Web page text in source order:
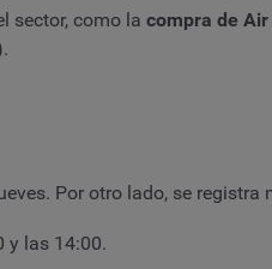
sector, como la compra de Air
Por otro lado, se
y las 14:00.